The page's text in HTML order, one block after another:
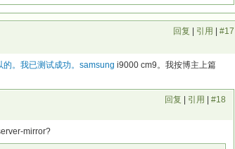
回复 引用 #17
的。我已测试成功。samsung i9000 cm9。我按博主上篇
回复 引用 #18
mirror?